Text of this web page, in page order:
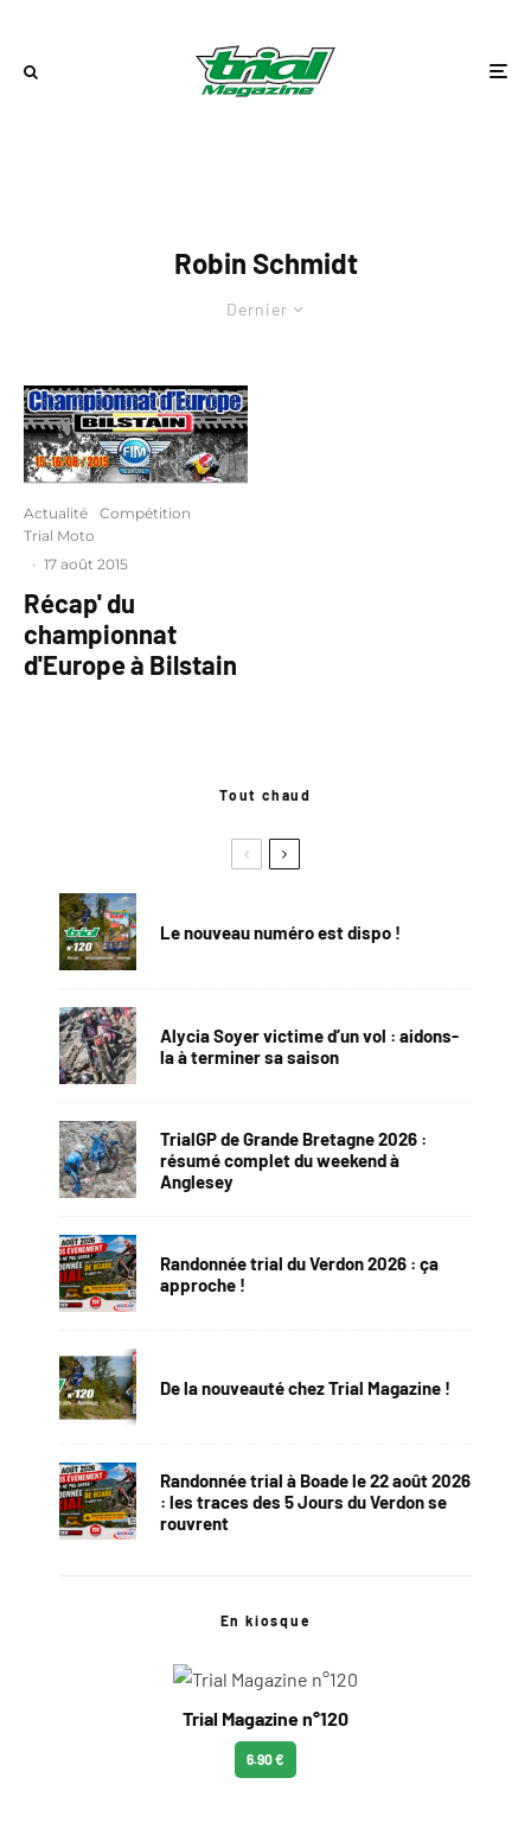
Robin Schmidt
Dernier
Actualité
Compétition
Trial Moto
· 17 août 2015
Récap' du
championnat
d'Europe à Bilstain
Tout chaud
Le nouveau numéro est dispo !
Alycia Soyer victime d’un vol : aidons-
la à terminer sa saison
TrialGP de Grande Bretagne 2026 :
résumé complet du weekend à
Anglesey
Randonnée trial du Verdon 2026 : ça
approche !
De la nouveauté chez Trial Magazine !
Randonnée trial à Boade le 22 août 2026
: les traces des 5 Jours du Verdon se
rouvrent
En kiosque
Trial Magazine n°120
6.90 €